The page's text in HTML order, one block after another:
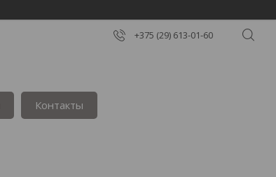
+375 (29) 613-01-60
Контакты